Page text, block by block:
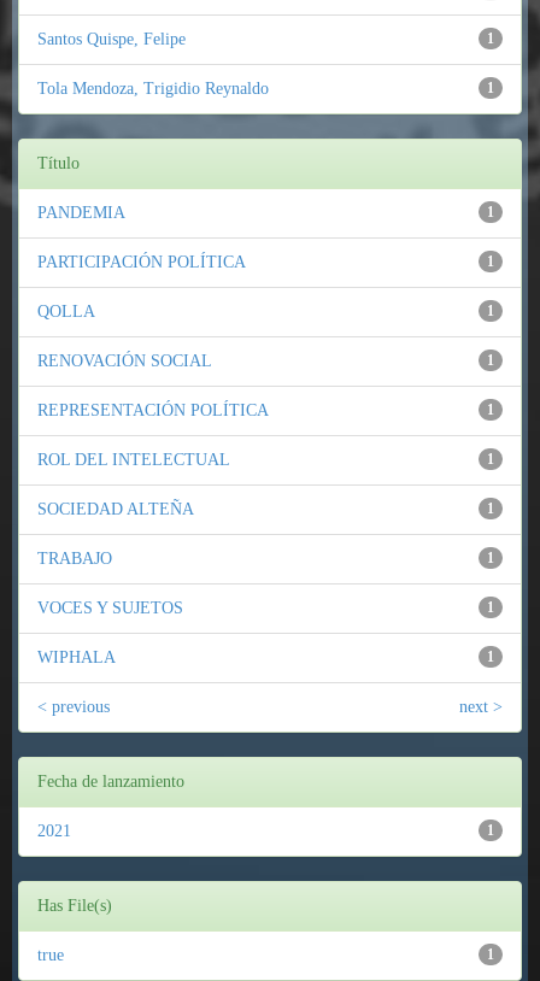
1
Santos Quispe, Felipe
1
Tola Mendoza, Trigidio Reynaldo
Título
1
PANDEMIA
1
PARTICIPACIÓN POLÍTICA
1
QOLLA
1
RENOVACIÓN SOCIAL
1
REPRESENTACIÓN POLÍTICA
1
ROL DEL INTELECTUAL
1
SOCIEDAD ALTEÑA
1
TRABAJO
1
VOCES Y SUJETOS
1
WIPHALA
< previous next >
Fecha de lanzamiento
1
2021
Has File(s)
1
true